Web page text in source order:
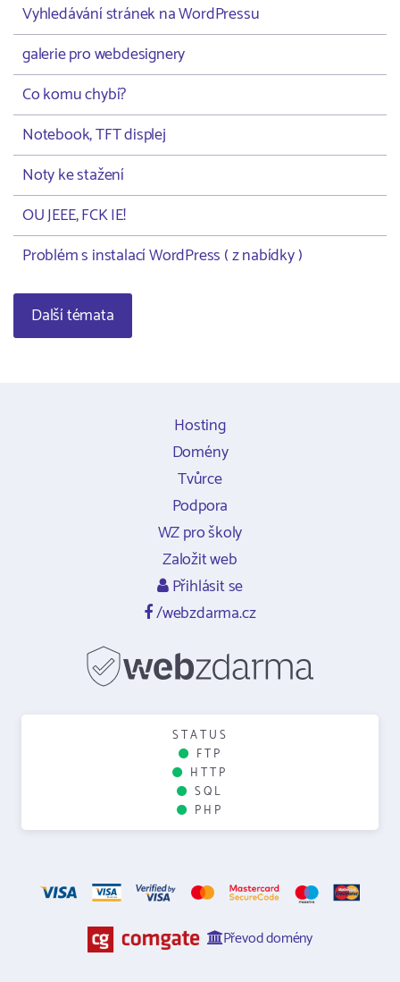
Vyhledávání stránek na WordPressu
galerie pro webdesignery
Co komu chybí?
Notebook, TFT displej
Noty ke stažení
OU JEEE, FCK IE!
Problém s instalací WordPress ( z nabídky )
Další témata
Hosting
Domény
Tvůrce
Podpora
WZ pro školy
Založit web
Přihlásit se
/webzdarma.cz
STATUS
FTP
HTTP
SQL
PHP
Převod domény